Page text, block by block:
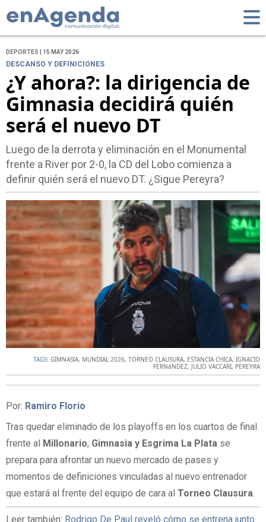
DEPORTES | 15 MAY 2026
DESCANSO Y DEFINICIONES
¿Y ahora?: la dirigencia de
Gimnasia decidirá quién
será el nuevo DT
Luego de la derrota y eliminación en el Monumental
frente a River por 2-0, la CD del Lobo comienza a
definir quién será el nuevo DT. ¿Sigue Pereyra?
TAGS: GIMNASIA, MUNDIAL 2026, TORNEO CLAUSURA, ESTANCIA CHICA, IGNACIO
FERNáNDEZ, JULIO VACCARI, PEREYRA
Por: Ramiro Florio
Tras quedar eliminado de los playoffs en los cuartos de final
frente al Millonario, Gimnasia y Esgrima La Plata se
prepara para afrontar un nuevo mercado de pases y
momentos de definiciones vinculadas al nuevo entrenador
que estará al frente del equipo de cara al Torneo Clausura.
Leer también: Rodrigo De Paul reveló cómo se entrena junto